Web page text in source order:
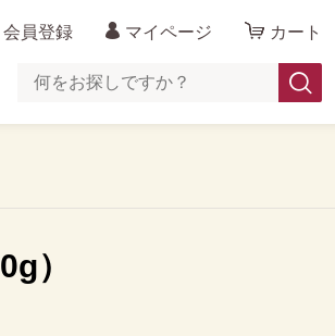
会員登録 マイページ カート
）